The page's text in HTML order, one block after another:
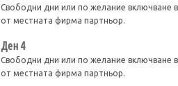
Свободни дни или по желание включване
от местната фирма партньор.
Ден 4
Свободни дни или по желание включване
от местната фирма партньор.